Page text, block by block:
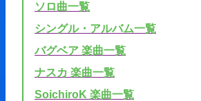
ソロ曲一覧
シングル・アルバム一覧
バグベア 楽曲一覧
ナスカ 楽曲一覧
SoichiroK 楽曲一覧